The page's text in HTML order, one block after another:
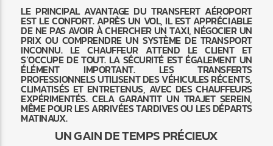
LE PRINCIPAL AVANTAGE DU TRANSFERT AÉROPORT
EST LE CONFORT. APRÈS UN VOL, IL EST APPRÉCIABLE
DE NE PAS AVOIR À CHERCHER UN TAXI, NÉGOCIER UN
PRIX OU COMPRENDRE UN SYSTÈME DE TRANSPORT
INCONNU. LE CHAUFFEUR ATTEND LE CLIENT ET
S’OCCUPE DE TOUT. LA SÉCURITÉ EST ÉGALEMENT UN
ÉLÉMENT IMPORTANT. LES TRANSFERTS
PROFESSIONNELS UTILISENT DES VÉHICULES RÉCENTS,
CLIMATISÉS ET ENTRETENUS, AVEC DES CHAUFFEURS
EXPÉRIMENTÉS. CELA GARANTIT UN TRAJET SEREIN,
MÊME POUR LES ARRIVÉES TARDIVES OU LES DÉPARTS
MATINAUX.
UN GAIN DE TEMPS PRÉCIEUX